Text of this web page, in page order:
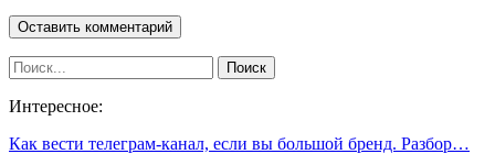
Интересное:
Как вести телеграм-канал, если вы большой бренд. Разбор…